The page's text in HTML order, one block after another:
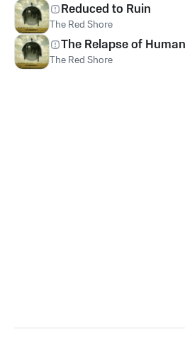
Reduced to Ruin
The Red Shore
The Relapse of
The Red Shore